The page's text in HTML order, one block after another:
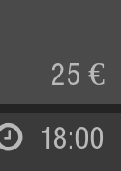
25 €
18:00